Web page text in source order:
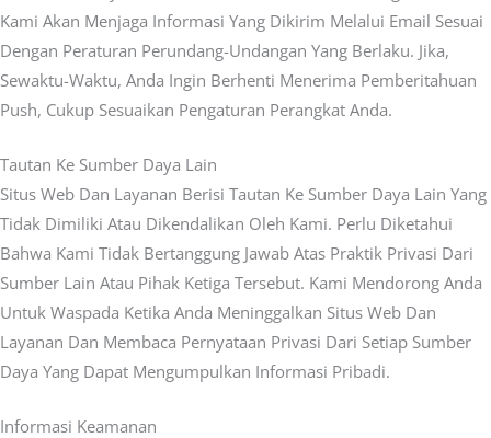
Kami Akan Menjaga Informasi Yang Dikirim Melalui Email Sesuai
Dengan Peraturan Perundang-Undangan Yang Berlaku. Jika,
Sewaktu-Waktu, Anda Ingin Berhenti Menerima Pemberitahuan
Push, Cukup Sesuaikan Pengaturan Perangkat Anda.
Tautan Ke Sumber Daya Lain
Situs Web Dan Layanan Berisi Tautan Ke Sumber Daya Lain Yang
Tidak Dimiliki Atau Dikendalikan Oleh Kami. Perlu Diketahui
Bahwa Kami Tidak Bertanggung Jawab Atas Praktik Privasi Dari
Sumber Lain Atau Pihak Ketiga Tersebut. Kami Mendorong Anda
Untuk Waspada Ketika Anda Meninggalkan Situs Web Dan
Layanan Dan Membaca Pernyataan Privasi Dari Setiap Sumber
Daya Yang Dapat Mengumpulkan Informasi Pribadi.
Informasi Keamanan